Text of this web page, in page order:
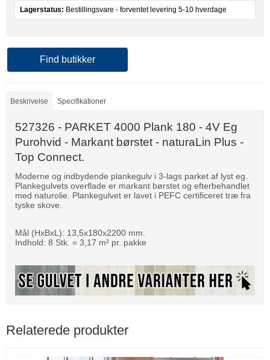
Lagerstatus: Bestillingsvare - forventet levering 5-10 hverdage
Find butikker
Beskrivelse Specifikationer
527326 - PARKET 4000 Plank 180 - 4V Eg
Purohvid - Markant børstet - naturaLin Plus -
Top Connect.
Moderne og indbydende plankegulv i 3-lags parket af lyst eg.
Plankegulvets overflade er markant børstet og efterbehandlet
med naturolie. Plankegulvet er lavet i PEFC certificeret træ fra
tyske skove.
Mål (HxBxL): 13,5x180x2200 mm.
Indhold: 8 Stk. = 3,17 m² pr. pakke
Relaterede produkter